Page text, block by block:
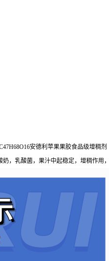
安德利苹果果胶食品级增稠剂
奶，乳酸菌，果汁中起稳定，增稠作